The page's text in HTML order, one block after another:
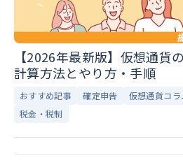
【2026年最新版】仮想通貨
計算方法とやり方・手順
おすすめ記事 確定申告 仮想通貨コラ
税金・税制